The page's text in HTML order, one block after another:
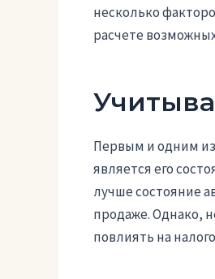
несколько
расчете
Первым и одним
является его
лучше состояние
продаже. Однако,
повлиять на